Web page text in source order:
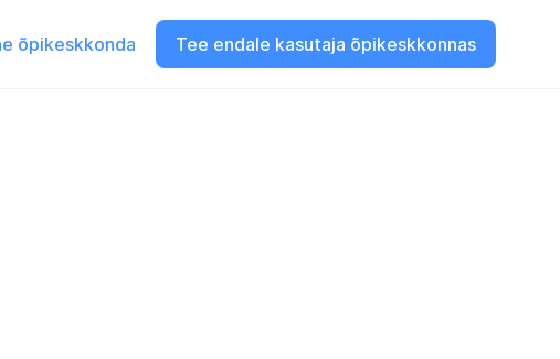
õpikeskkonda Tee endale kasutaja õpikeskkonnas